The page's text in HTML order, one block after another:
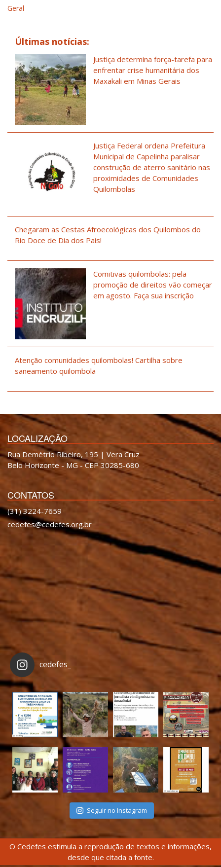
Geral
Últimas notícias:
Justiça determina força-tarefa para
enfrentar crise humanitária dos
Maxakali em Minas Gerais
Justiça Federal ordena Prefeitura
Municipal de Capelinha paralisar
construção de aterro sanitário nas
proximidades de Comunidades
Quilombolas
Chegaram as Cestas Afroecológicas dos Quilombos do
Rio Doce de Dia dos Pais!
Comitivas quilombolas: pela
promoção de direitos vão começar
em agosto. Faça sua inscrição
Atenção comunidades quilombolas! Cartilha sobre
saneamento quilombola
LOCALIZAÇÃO
Rua Demétrio Ribeiro, 195 | Vera Cruz
Belo Horizonte - MG - CEP 30285-680
CONTATOS
(31) 3224-7659
cedefes@cedefes.org.br
cedefes_
Seguir no Instagram
O Cedefes estimula a reprodução de textos e informações,
desde que citada a fonte.